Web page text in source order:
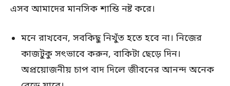
এসব আমাদের মানসিক শান্তি নষ্ট করে।
মনে রাখবেন, সবকিছু নিখুঁত হতে হবে না। নিজের
কাজটুকু সৎভাবে করুন, বাকিটা ছেড়ে দিন।
অপ্রয়োজনীয় চাপ বাদ দিলে জীবনের আনন্দ অনেক